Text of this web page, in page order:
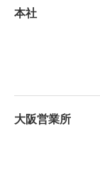
本社
大阪営業所